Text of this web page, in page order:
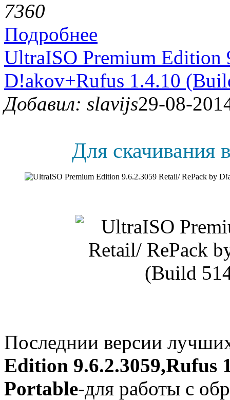
7360
Подробнее
UltraISO Premium Edition
D!akov+Rufus 1.4.10
Добавил: slavijs29-08-
Для скачивания
Последнии версии
Edition 9.6.2.3059,Rufus
Portable-для работы с